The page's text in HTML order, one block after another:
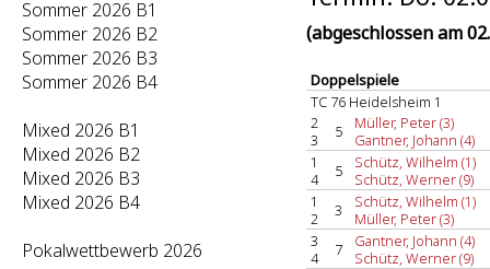
Sommer 2026 B1
Sommer 2026 B2
Sommer 2026 B3
Sommer 2026 B4
Mixed 2026 B1
Mixed 2026 B2
Mixed 2026 B3
Mixed 2026 B4
Pokalwettbewerb 2026
(abgeschlossen am
Doppelspiele
TC 76 Heidelsheim 1
2
3
5
Müller, Peter (3)
Gantner, Johann (4)
1
4
5
Schütz, Wilhelm (1)
Schütz, Werner (9)
1
2
3
Schütz, Wilhelm (1)
Müller, Peter (3)
3
4
7
Gantner, Johann (4)
Schütz, Werner (9)